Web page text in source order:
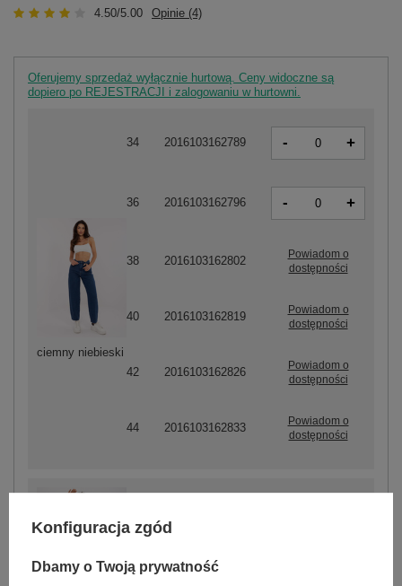
4.50/5.00 Opinie (4)
Oferujemy sprzedaż wyłącznie hurtową. Ceny widoczne są
dopiero po REJESTRACJI i zalogowaniu w hurtowni.
ciemny niebieski
34 2016103162789 - +
36 2016103162796 - +
38 2016103162802
Powiadom o
dostępności
40 2016103162819
Powiadom o
dostępności
42 2016103162826
Powiadom o
dostępności
44 2016103162833
Powiadom o
dostępności
Konfiguracja zgód
Dbamy o Twoją prywatność